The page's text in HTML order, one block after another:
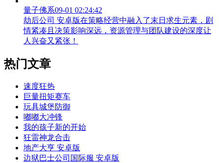
量子佛系09-01 02:24:42
劫后公司 安卓版在策略经营中融入了末日求生元素，剧
情紧凑且决策影响深远，资源管理与团队建设的深度让
人兴奋又紧张！
热门文章
速度狂热
巨量扭矩赛车
玩具城堡防御
嘟嘟大冲锋
我的孩子新的开始
狂雷神龙合击
地产大亨 安卓版
边狱巴士公司国际服 安卓版